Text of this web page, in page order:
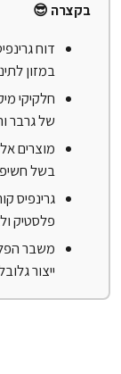
בקצרה 😎
דוח
במזון
חלקיקי
של גרבר
מוצרים
בשל
גרינפיס
פלסטיק
משבר
ייצור